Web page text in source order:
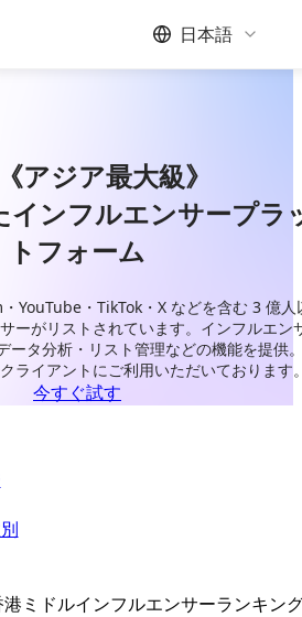
日本語
アジア最大級》
インフルエンサープラ
トフォーム
YouTube・TikTok・X などを含む 3 億人
ーがリストされています。インフルエン
ータ分析・リスト管理などの機能を提供
ライアントにご利用いただいております
今すぐ試す
ミドルインフルエンサーランキン